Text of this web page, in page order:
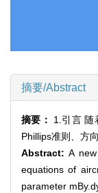
摘要/Abstract
摘要： 1.引言 随
Phillips准则、方
Abstract:A
equations of
parameter